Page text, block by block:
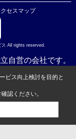
クセスマップ
ス All rights reserved.
自営の会社です。
ビス向上検討を目的と
認ください。